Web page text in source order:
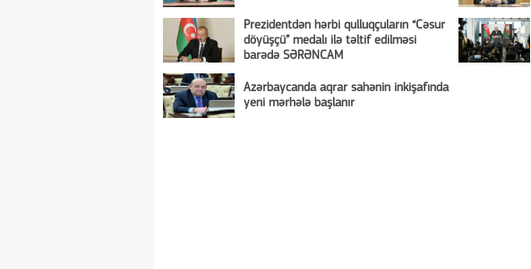
Prezidentdən hərbi qulluqçuların “Cəsur
döyüşçü” medalı ilə təltif edilməsi
barədə SƏRƏNCAM
Azərbaycanda aqrar sahənin inkişafında
yeni mərhələ başlanır